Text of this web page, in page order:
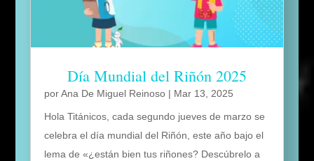
Día Mundial del Riñón 2025
porAna De Miguel Reinoso| Mar 13, 2025
Hola Titánicos, cada segundo jueves de marzo se
celebra el día mundial del Riñón, este año bajo el
lema de «¿están bien tus riñones? Descúbrelo a